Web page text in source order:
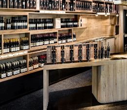
al
contenuto